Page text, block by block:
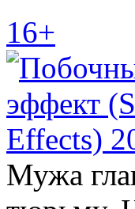
16+
Мужа